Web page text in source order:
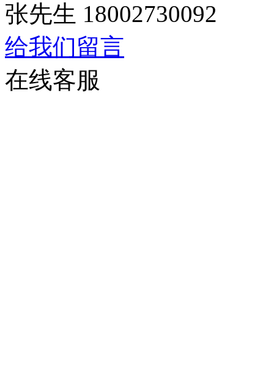
张先生 18002730092
给我们留言
在线客服